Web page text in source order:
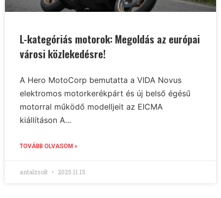
L-kategóriás motorok: Megoldás az európai
városi közlekedésre!
A Hero MotoCorp bemutatta a VIDA Novus
elektromos motorkerékpárt és új belső égésű
motorral működő modelljeit az EICMA
kiállításon A...
TOVÁBB OLVASOM »
antalzsolt 2025.11.15.